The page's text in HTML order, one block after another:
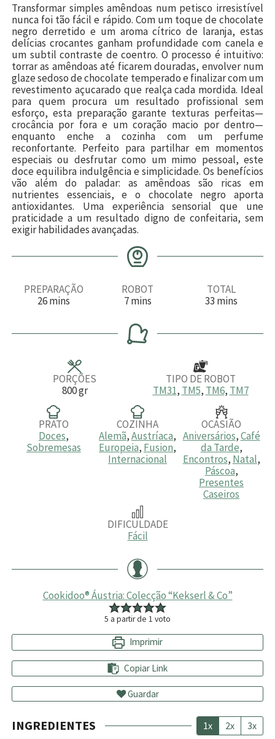
Transformar simples amêndoas num petisco irresistível
nunca foi tão fácil e rápido. Com um toque de chocolate
negro derretido e um aroma cítrico de laranja, estas
delícias crocantes ganham profundidade com canela e
um subtil contraste de coentro. O processo é intuitivo:
torrar as amêndoas até ficarem douradas, envolver num
glaze sedoso de chocolate temperado e finalizar com um
revestimento açucarado que realça cada mordida. Ideal
para quem procura um resultado profissional sem
esforço, esta preparação garante texturas perfeitas—
crocância por fora e um coração macio por dentro—
enquanto enche a cozinha com um perfume
reconfortante. Perfeito para partilhar em momentos
especiais ou desfrutar como um mimo pessoal, este
doce equilibra indulgência e simplicidade. Os benefícios
vão além do paladar: as amêndoas são ricas em
nutrientes essenciais, e o chocolate negro aporta
antioxidantes. Uma experiência sensorial que une
praticidade a um resultado digno de confeitaria, sem
exigir habilidades avançadas.
PREPARAÇÃO
26m
u
mins
ROBOT
7m
n
u
t
mins
TOTAL
33 m
u
mins
PORÇÕES
800gr
TIPO DE ROBOT
TM31, TM5, TM6, TM7
PRATO
Doces,
Sobremesas
COZINHA
Alemã,Austríaca,
Europeia, Fusion,
Internacional
OCASIÃO
Aniversários,Café
da Tarde,
Encontros, Natal,
Páscoa,
Presentes
Caseiros
DIFICULDADE
Fácil
Cookidoo® Áustria: Colecção “Kekserl & Co”
5 a partir de 1 voto
Imprimir
Copiar Link
Guardar
INGREDIENTES 1x 2x 3x